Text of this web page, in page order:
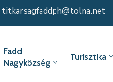
titkarsagfaddph@tolna.net
Fadd
Nagyközség
Turisztika